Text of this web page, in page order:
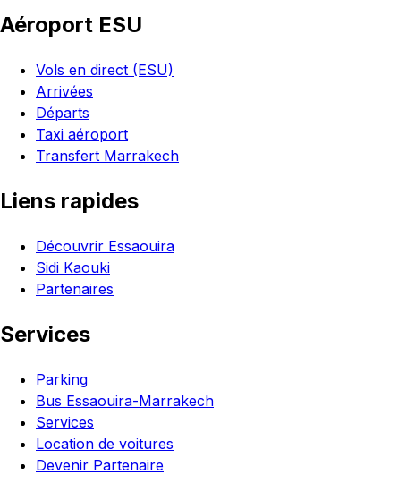
Aéroport ESU
Vols en direct (ESU)
Arrivées
Départs
Taxi aéroport
Transfert Marrakech
Liens rapides
Découvrir Essaouira
Sidi Kaouki
Partenaires
Services
Parking
Bus Essaouira-Marrakech
Services
Location de voitures
Devenir Partenaire